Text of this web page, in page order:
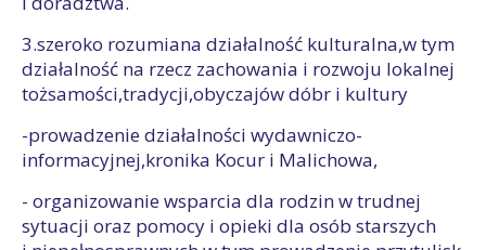
3.szeroko rozumiana działalność kulturalna,w tym
działalność na rzecz zachowania i rozwoju lokalnej
tożsamości,tradycji,obyczajów dóbr i kultury
-prowadzenie działalności wydawniczo-
informacyjnej,kronika Kocur i Malichowa,
- organizowanie wsparcia dla rodzin w trudnej
sytuacji oraz pomocy i opieki dla osób starszych